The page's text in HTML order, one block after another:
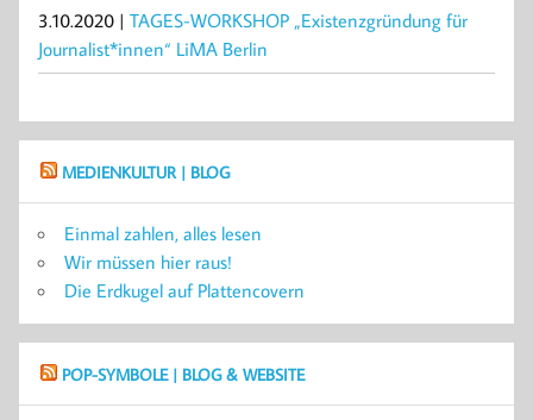
3.10.2020 | TAGES-WORKSHOP „Existenzgründung für
Journalist*innen“ LiMA Berlin
MEDIENKULTUR | BLOG
Einmal zahlen, alles lesen
Wir müssen hier raus!
Die Erdkugel auf Plattencovern
POP-SYMBOLE | BLOG & WEBSITE